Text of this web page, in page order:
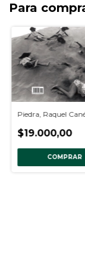
Para
Piedra, Raquel
$19.000,00
COMPRAR